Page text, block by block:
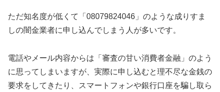
ただ知名度が低くて「08079824046」のような成りすま
しの闇金業者に申し込んでしまう人が多いです。
電話やメール内容からは「審査の甘い消費者金融」のよう
に思ってしまいますが、実際に申し込むと理不尽な金銭の
要求をしてきたり、スマートフォンや銀行口座を騙し取ら